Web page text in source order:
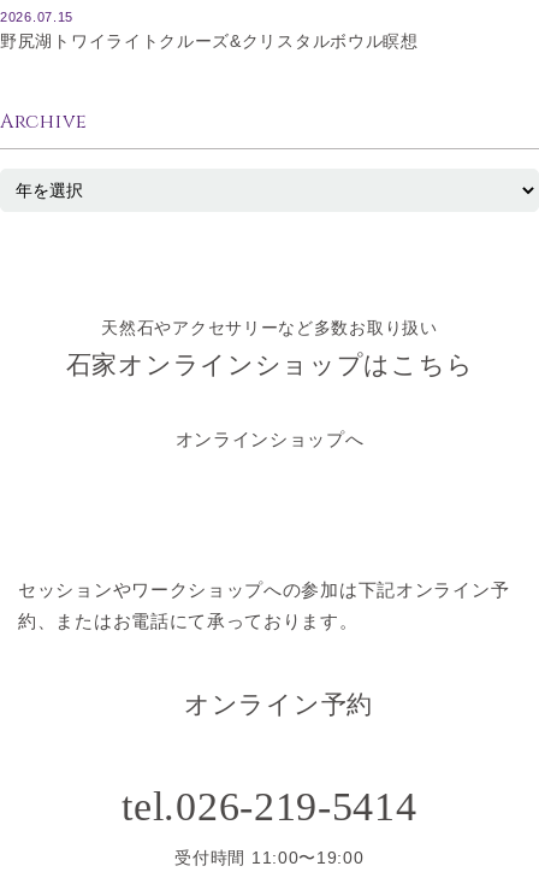
2026.07.15
野尻湖トワイライトクルーズ&クリスタルボウル瞑想
Archive
天然石やアクセサリーなど多数お取り扱い
石家オンラインショップはこちら
オンラインショップへ
セッションやワークショップへの参加は下記オンライン予
約、またはお電話にて承っております。
オンライン予約
tel.026-219-5414
受付時間 11:00〜19:00